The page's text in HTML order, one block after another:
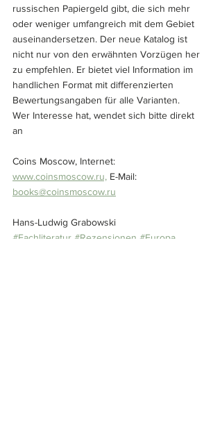
russischen Papiergeld gibt, die sich mehr
oder weniger umfangreich mit dem Gebiet
auseinandersetzen. Der neue Katalog ist
nicht nur von den erwähnten Vorzügen her
zu empfehlen. Er bietet viel Information im
handlichen Format mit differenzierten
Bewertungsangaben für alle Varianten.
Wer Interesse hat, wendet sich bitte direkt
an
Coins Moscow, Internet:
www.coinsmoscow.ru, E-Mail:
books@coinsmoscow.ru
Hans-Ludwig Grabowski
#Fachliteratur #Rezensionen #Europa